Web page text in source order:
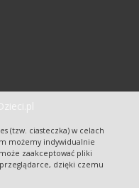
(tzw. ciasteczka) w celach
możemy indywidualnie
zaakceptować pliki
dzięki czemu